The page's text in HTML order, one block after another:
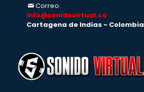
Correo:
info@sonidovirtual.co
Cartagena de Indias - Colombia